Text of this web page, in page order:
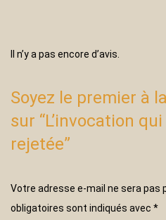
Il n’y a pas encore d’avis.
Soyez le premier à
sur “L’invocation
rejetée”
Votre adresse e-mail ne sera pas
obligatoires sont indiqués avec *